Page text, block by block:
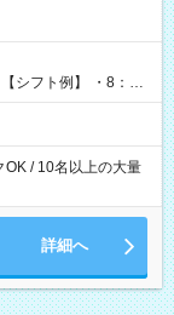
OK / 10名以上の大量
詳細へ